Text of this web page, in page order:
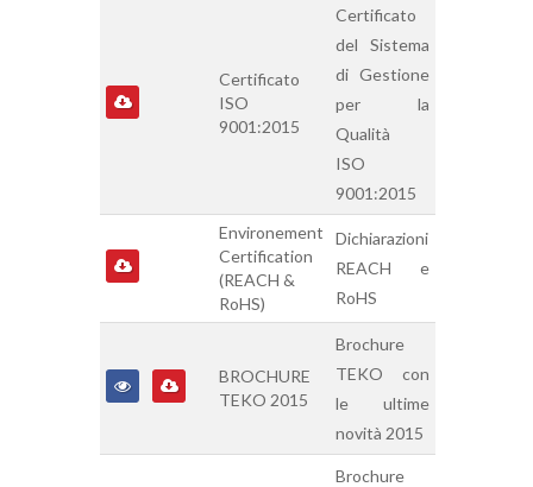
Certificato
ISO
9001:2015
Certificato
del Sistema
di Gestione
per la
Qualità
ISO
9001:2015
Environement
Certification
(REACH &
RoHS)
Dichiarazioni
REACH e
RoHS
BROCHURE
TEKO 2015
Brochure
TEKO con
le ultime
novità 2015
Brochure